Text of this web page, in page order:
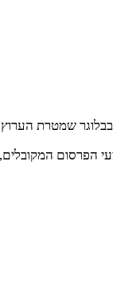
שמטרת
הפרסום